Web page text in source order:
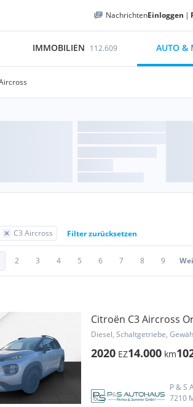
NachrichtenEinloggen |
IMMOBILIEN 112.609 AUTO &
C3 Aircross Filter zurücksetzen
2 3 4 5 6 7 8 9
Citroën C3 Aircross
Diesel, Schaltgetriebe,
2020 EZ14.000 km
P & S
7210